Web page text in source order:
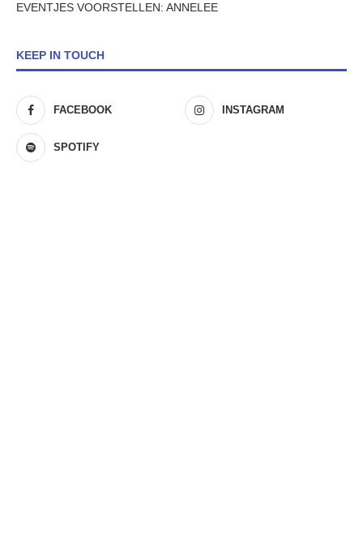
EVENTJES VOORSTELLEN: ANNELEE
KEEP IN TOUCH
FACEBOOK INSTAGRAM
SPOTIFY